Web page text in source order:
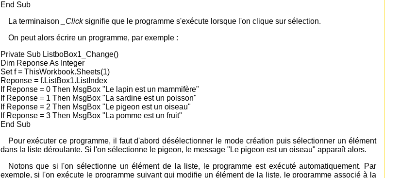
End Sub
La terminaison
_Clicksignifie que le programme s'exécute lorsque l'on clique sur sélection.
On peut alors écrire un programme, par exemple :
Private Sub ListboBox1_Change()
Dim Reponse As Integer
Set f = ThisWorkbook.Sheets(1)
Reponse = f.ListBox1.ListIndex
If Reponse = 0 Then MsgBox "Le lapin est un mammifère"
If Reponse = 1 Then MsgBox "La sardine est un poisson"
If Reponse = 2 Then MsgBox "Le pigeon est un oiseau"
If Reponse = 3 Then MsgBox "La pomme est un fruit"
End Sub
Pour exécuter ce programme, il faut d'abord désélectionner le mode création puis sélectionner un élément
dans la liste déroulante. Si l'on sélectionne le pigeon, le message "Le pigeon est un oiseau" apparaît alors.
Notons que si l'on sélectionne un élément de la liste, le programme est exécuté automatiquement. Par
exemple, si l'on exécute le programme suivant qui modifie un élément de la liste, le programme associé à la